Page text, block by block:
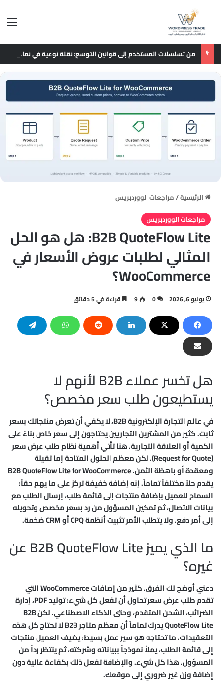
من تسلسلات المستخدم إلى قوانين التوسع: نقلة نوعية في نماذج التوصيات الإعلانية
الرئيسية/مراجعات الووردبريس
مراجعات الووردبريس
B2B QuoteFlow Lite: هل هو الحل
المثالي لطلبات عروض الأسعار في
WooCommerce؟
يوليو 6, 2026 0
9 قراءة في 5 دقائق
هل تخسر عملاء B2B لأنهم لا
يستطيعون طلب سعر مخصص؟
في عالم التجارة الإلكترونية B2B، لا يكفي أن تعرض منتجاتك بسعر
ثابت. كثير من المشترين التجاريين يحتاجون إلى سعر خاص بناءً على
الكمية أو العلاقة التجارية. هنا تأتي أهمية نظام طلب عرض سعر
(Request for Quote). لكن معظم الحلول المتاحة إما ثقيلة
ومعقدة أو باهظة الثمن. B2B QuoteFlow Lite for WooCommerce
يقدم حلاً مختلفاً تماماً. إنه إضافة خفيفة تركز على ما يهم حقاً:
السماح للعميل بإضافة منتجات إلى قائمة طلب، إرسال الطلب مع
بيانات الاتصال، ثم تمكين المسؤول من رد بسعر مخصص وتحويله
إلى أمر دفع. ولا يتطلب الأمر تثبيت أنظمة CPQ أو CRM ضخمة.
ما الذي يميز B2B QuoteFlow Lite عن
غيره؟
دعني أوضح لك الفرق. كثير من إضافات WooCommerce التي
تقدم طلب عرض سعر تحاول أن تفعل كل شيء: توليد PDF، إدارة
الضرائب، الشحن المتقدم، وحتى الذكاء الاصطناعي. لكن B2B
QuoteFlow Lite يدرك تماماً أن معظم متاجر B2B لا تحتاج كل هذه
التعقيدات. ما تحتاجه هو سير عمل بسيط: يضيف العميل منتجات
إلى قائمة الطلب، يملأ نموذجاً ببياناته وشركته، ثم ينتظر رداً من
المسؤول. هذا كل شيء. والإضافة تفعل ذلك بكفاءة عالية دون
إضافة وزن غير ضروري إلى موقعك.